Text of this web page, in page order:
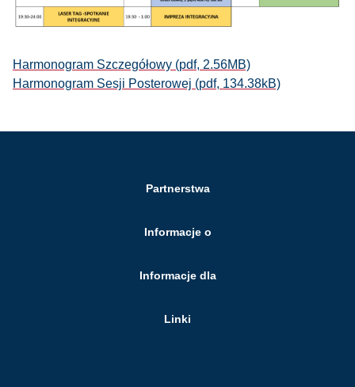
Harmonogram Szczegółowy (pdf, 2.56MB)
Harmonogram Sesji Posterowej (pdf, 134.38kB)
Partnerstwa
Informacje o
Informacje dla
Linki